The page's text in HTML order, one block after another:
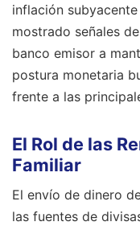
inflación
mostrado señales
banco emisor a
postura monetaria
frente a las
El Rol de las
Familiar
El envío de dinero
las fuentes de